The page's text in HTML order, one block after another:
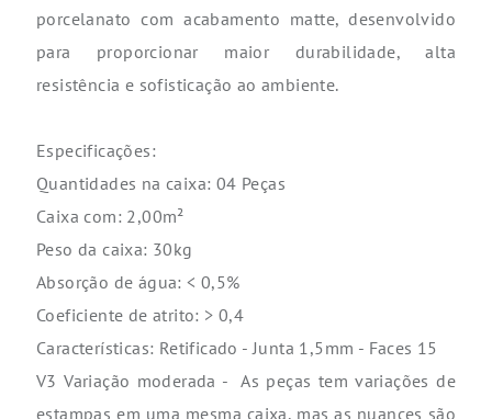
porcelanato com acabamento matte, desenvolvido
para proporcionar maior durabilidade, alta
resistência e sofisticação ao ambiente.
Especificações:
Quantidades na caixa: 04 Peças
Caixa com: 2,00m²
Peso da caixa: 30kg
Absorção de água: < 0,5%
Coeficiente de atrito: > 0,4
Características: Retificado - Junta 1,5mm - Faces 15
V3 Variação moderada - As peças tem variações de
estampas em uma mesma caixa, mas as nuances são